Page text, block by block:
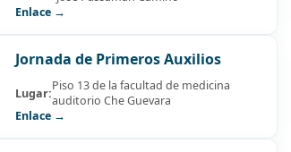
Enlace →
Jornada de Primeros Auxilios
Lugar:Piso 13 de la facultad de medicina
auditorio Che Guevara
Enlace →